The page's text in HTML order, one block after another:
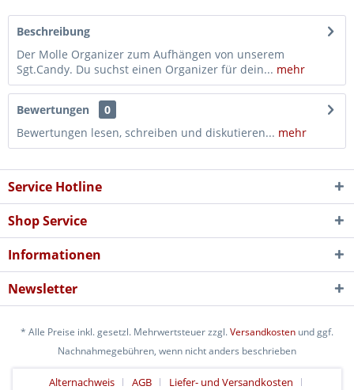
Beschreibung
Der Molle Organizer zum Aufhängen von unserem
Sgt.Candy. Du suchst einen Organizer für dein... mehr
Bewertungen
0
Bewertungen lesen, schreiben und diskutieren... mehr
Service Hotline
Shop Service
Informationen
Newsletter
* Alle Preise inkl. gesetzl. Mehrwertsteuer zzgl.Versandkosten und ggf.
Nachnahmegebühren, wenn nicht anders beschrieben
Alternachweis AGB Liefer- und Versandkosten